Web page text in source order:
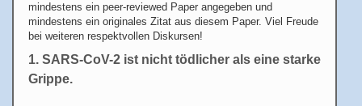
mindestens ein peer-reviewed Paper angegeben und
mindestens ein originales Zitat aus diesem Paper. Viel Freude
bei weiteren respektvollen Diskursen!
1. SARS-CoV-2 ist nicht tödlicher als eine starke
Grippe.